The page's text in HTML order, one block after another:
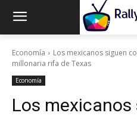
Economía
Los mexicanos siguen
millonaria rifa de Texas
Economía
Los mexicanos